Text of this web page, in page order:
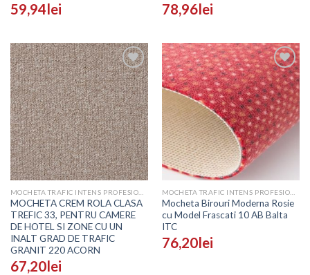
59,94lei 78,96lei
Adaugă
în
Wishlist
MOCHETA CREM ROLA CLASA
TREFIC 33, PENTRU CAMERE
DE HOTEL SI ZONE CU UN
INALT GRAD DE TRAFIC
GRANIT 220 ACORN
67,20lei
Adaugă
în
Wishlist
Mocheta Birouri Moderna Rosie
cu Model Frascati 10 AB Balta
ITC
76,20lei